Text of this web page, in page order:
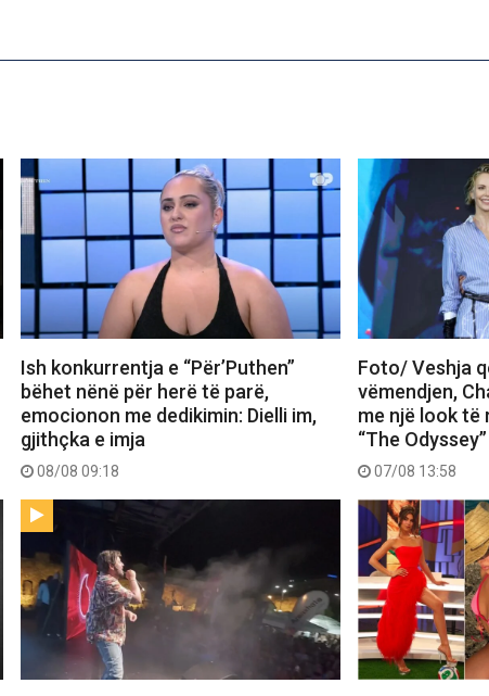
Ish konkurrentja e “Për’Puthen”
bëhet nënë për herë të parë,
emocionon me dedikimin: Dielli im,
gjithçka e imja
08/08 09:18
Foto/ Veshja
vëmendjen,
me një look
“The Odyssey”
07/08 13:58